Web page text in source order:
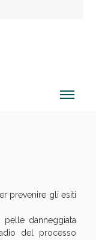
prevenire gli esiti
pelle danneggiata
del processo
40% valido
oggi!